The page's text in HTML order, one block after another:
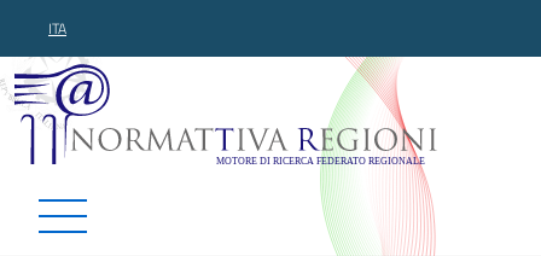
ITA
Normattiva Regioni -